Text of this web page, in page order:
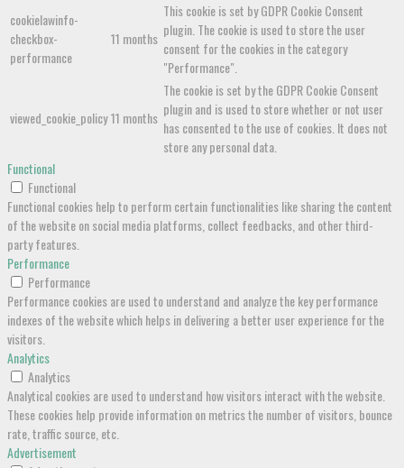
cookielawinfo-
checkbox-
performance
11 months
This cookie is set by GDPR Cookie Consent
plugin. The cookie is used to store the user
consent for the cookies in the category
"Performance".
viewed_cookie_policy11 months
The cookie is set by the GDPR Cookie Consent
plugin and is used to store whether or not user
has consented to the use of cookies. It does not
store any personal data.
Functional
Functional
Functional cookies help to perform certain functionalities like sharing the content
of the website on social media platforms, collect feedbacks, and other third-
party features.
Performance
Performance
Performance cookies are used to understand and analyze the key performance
indexes of the website which helps in delivering a better user experience for the
visitors.
Analytics
Analytics
Analytical cookies are used to understand how visitors interact with the website.
These cookies help provide information on metrics the number of visitors, bounce
rate, traffic source, etc.
Advertisement